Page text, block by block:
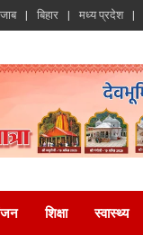
बिहार मध्य प्रदेश
शिक्षा स्वास्थ्य